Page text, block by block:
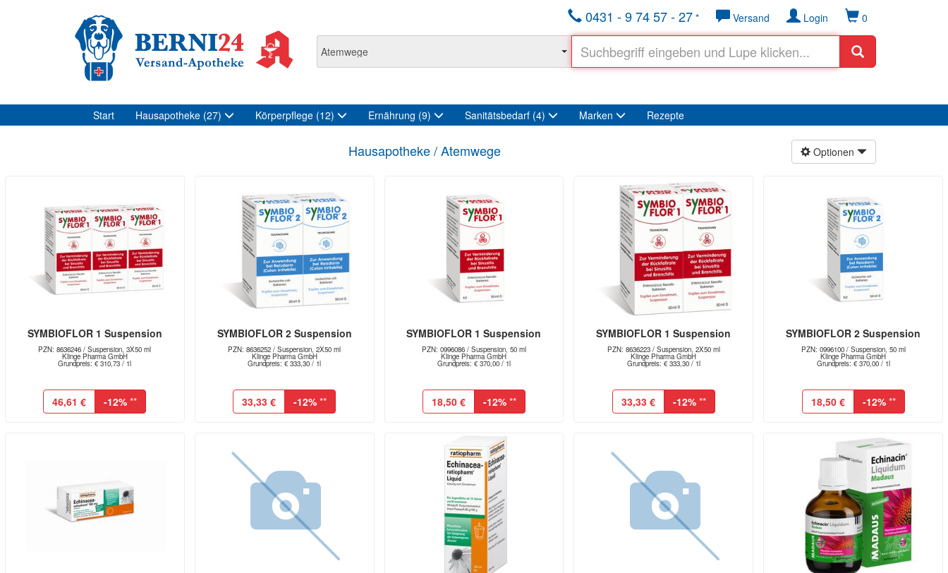
0
Login
Versand
0431 - 9 74 57 - 27 *
Start Hausapotheke (27) Körperpflege (12) Ernährung (9) Sanitätsbedarf (4) Marken Rezepte
Optionen
Hausapotheke / Atemwege
SYMBIOFLOR 1 Suspension
PZN: 8636246 / Suspension, 3X50 ml
Klinge Pharma GmbH
Grundpreis: € 310,73 / 1l
46,61 € -12% **
SYMBIOFLOR 2 Suspension
PZN: 8636252 / Suspension, 2X50 ml
Klinge Pharma GmbH
Grundpreis: € 333,30 / 1l
33,33 € -12% **
SYMBIOFLOR 1 Suspension
PZN: 0996086 / Suspension, 50 ml
Klinge Pharma GmbH
Grundpreis: € 370,00 / 1l
18,50 € -12%**
SYMBIOFLOR 1 Suspension
PZN: 8636223 / Suspension, 2X50 ml
Klinge Pharma GmbH
Grundpreis: € 333,30 / 1l
33,33 € -12%**
SYMBIOFLOR 2 Suspension
PZN: 0996100 / Suspension, 50 ml
Klinge Pharma GmbH
Grundpreis: € 370,00 / 1l
18,50 € -12%**